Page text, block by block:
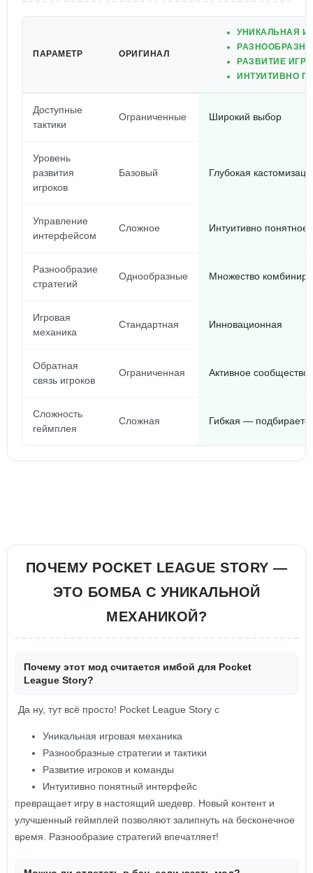
ПАРАМЕТР ОРИГИНАЛ
УНИКАЛЬНАЯ
РАЗВИТИЕ
ИНТУИТИВНО
Доступные
тактики
Ограниченные Широкий выбор
Уровень
развития
игроков
Базовый Глубокая
Управление
интерфейсом
Сложное Интуитивно понятное
Разнообразие
стратегий
Однообразные Множество
Игровая
механика
Стандартная Инновационная
Обратная
связь игроков
Ограниченная Активное сообщество
Сложность
геймплея
Сложная Гибкая —
ПОЧЕМУ POCKET LEAGUE STORY —
ЭТО БОМБА С УНИКАЛЬНОЙ
МЕХАНИКОЙ?
Почему этот мод считается имбой для Pocket
League Story?
Да ну, тут всё просто! Pocket League Story с
Уникальная игровая механика
Разнообразные стратегии и тактики
Развитие игроков и команды
Интуитивно понятный интерфейс
превращает игру в настоящий шедевр. Новый контент и
улучшенный геймплей позволяют залипнуть на бесконечное
время. Разнообразие стратегий впечатляет!